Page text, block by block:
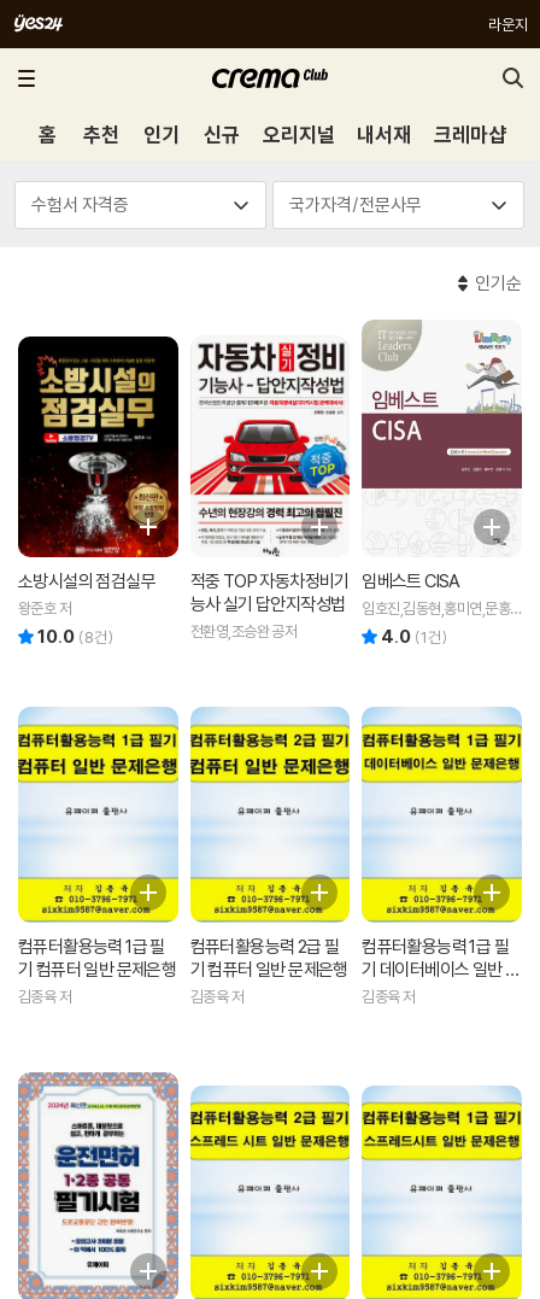
라운지
홈 추천 인기 신규 오리지널 내서재 크레마샵
인기순
소방시설의 점검실무
왕준호 저
10.0 (8건)
적중 TOP 자동차정비기
능사 실기 답안지작성법
전환영,조승완 공저
임베스트 CISA
임호진,김동현,홍미연,문홍
기 공저
4.0 (1건)
컴퓨터활용능력 1급 필
기 컴퓨터 일반 문제은행
김종육 저
컴퓨터활용능력 2급 필
기 컴퓨터 일반 문제은행
김종육 저
컴퓨터활용능력 1급 필
기 데이터베이스 일반 문
제은행
김종육 저